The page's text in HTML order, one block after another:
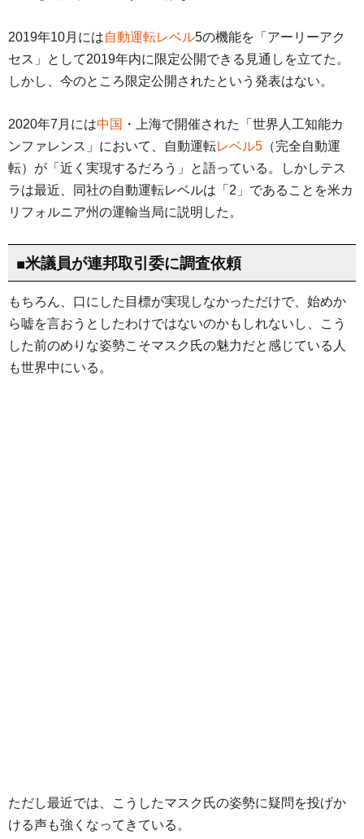
2019年10月には自動運転レベル5の機能を「アーリーアク
セス」として2019年内に限定公開できる見通しを立てた。
しかし、今のところ限定公開されたという発表はない。
2020年7月には中国 ・上海で開催された「世界人工知能カ
ンファレンス」において、自動運転レベル5 （完全自動運
転）が「近く実現するだろう」と語っている。しかしテス
ラは最近、同社の自動運転レベルは「2」であることを米カ
リフォルニア州の運輸当局に説明した。
■米議員が連邦取引委に調査依頼
もちろん、口にした目標が実現しなかっただけで、始めか
ら嘘を言おうとしたわけではないのかもしれないし、こう
した前のめりな姿勢こそマスク氏の魅力だと感じている人
も世界中にいる。
ただし最近では、こうしたマスク氏の姿勢に疑問を投げか
ける声も強くなってきている。